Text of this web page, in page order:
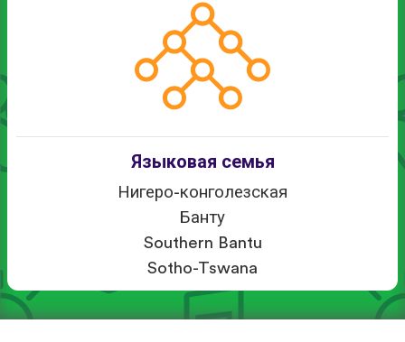
Языковая семья
Нигеро-конголезская
Банту
Southern Bantu
Sotho-Tswana